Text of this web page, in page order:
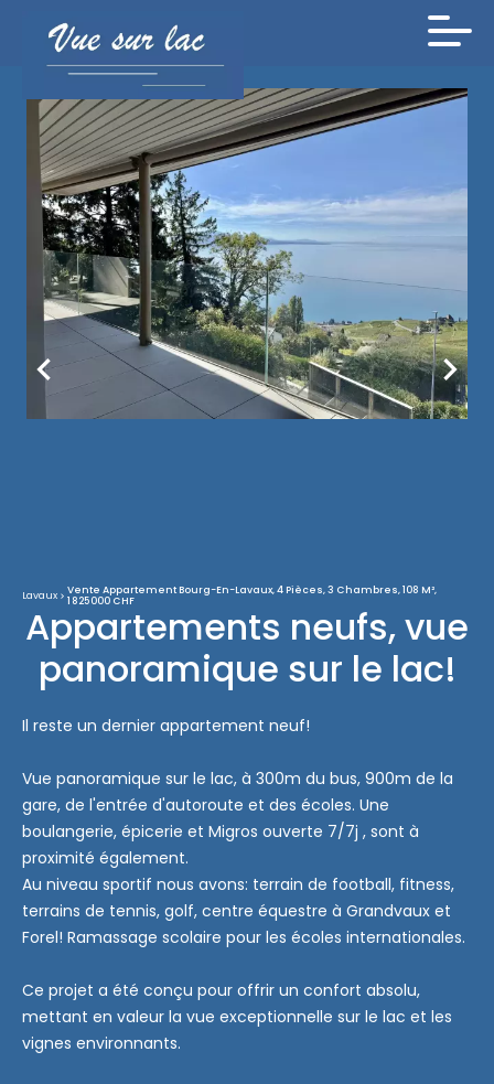
Lavaux
Vente Appartement Bourg-En-Lavaux, 4 Pièces, 3 Chambres, 108 M²,
1 825 000 CHF
Appartements neufs, vue
panoramique sur le lac!
Il reste un dernier appartement neuf!
Vue panoramique sur le lac, à 300m du bus, 900m de la
gare, de l'entrée d'autoroute et des écoles. Une
boulangerie, épicerie et Migros ouverte 7/7j , sont à
proximité également.
Au niveau sportif nous avons: terrain de football, fitness,
terrains de tennis, golf, centre équestre à Grandvaux et
Forel! Ramassage scolaire pour les écoles internationales.
Ce projet a été conçu pour offrir un confort absolu,
mettant en valeur la vue exceptionnelle sur le lac et les
vignes environnants.